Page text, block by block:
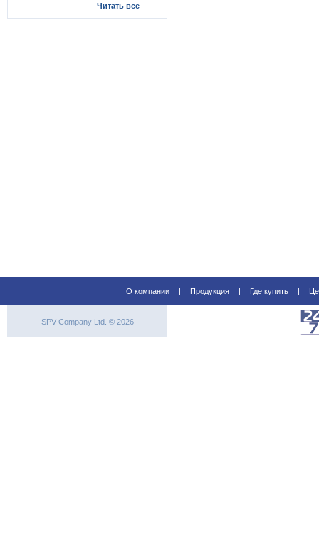
Читать все
О компании | Продукция | Где купить |
SPV Company Ltd. © 2026